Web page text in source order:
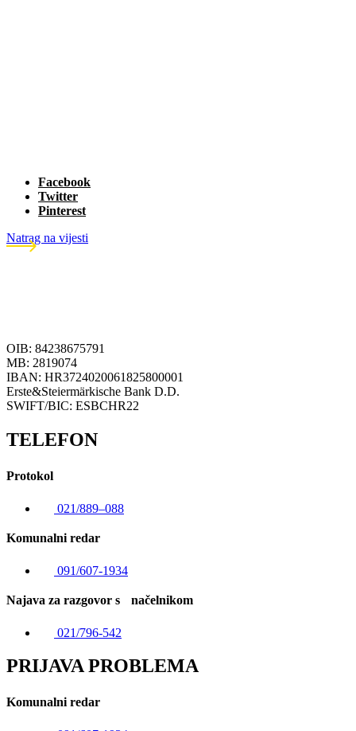
Facebook
Twitter
Pinterest
Natrag na vijesti
OIB: 84238675791
MB: 2819074
IBAN: HR3724020061825800001
Erste&Steiermärkische Bank D.D.
SWIFT/BIC: ESBCHR22
TELEFON
Protokol
021/889–088
Komunalni redar
091/607-1934
Najava za razgovor s načelnikom
021/796-542
PRIJAVA PROBLEMA
Komunalni redar